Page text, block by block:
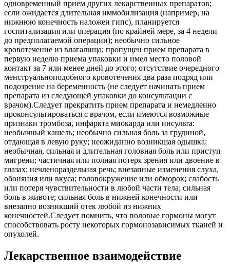
одновременный прием других лекарственных препаратов;
если ожидается длительная иммобилизация (например, на
нижнюю конечность наложен гипс), планируется
госпитализация или операция (по крайней мере, за 4 недели
до предполагаемой операции); необычно сильное
кровотечение из влагалища; пропущен прием препарата в
первую неделю приема упаковки и имел место половой
контакт за 7 или менее дней до этого; отсутствие очередного
менструальноподобного кровотечения два раза подряд или
подозрение на беременность (не следует начинать прием
препарата из следующей упаковки до консультации с
врачом).Следует прекратить прием препарата и немедленно
проконсультироваться с врачом, если имеются возможные
признаки тромбоза, инфаркта миокарда или инсульта:
необычный кашель; необычно сильная боль за грудиной,
отдающая в левую руку; неожиданно возникшая одышка;
необычная, сильная и длительная головная боль или приступ
мигрени; частичная или полная потеря зрения или двоение в
глазах; нечленораздельная речь; внезапные изменения слуха,
обоняния или вкуса; головокружение или обморок; слабость
или потеря чувствительности в любой части тела; сильная
боль в животе; сильная боль в нижней конечности или
внезапно возникший отек любой из нижних
конечностей.Cледует помнить, что половые гормоны могут
способствовать росту некоторых гормонозависимых тканей и
опухолей.
Лекарственное взаимодействие